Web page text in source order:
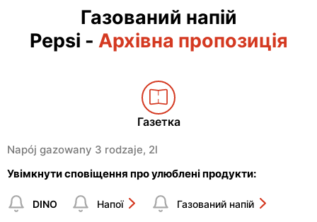
Газований напій
Pepsi - Архівна пропозиція
Газетка
Napój gazowany 3 rodzaje, 2l
Увімкнути сповіщення про улюблені продукти:
DINO Напої Газований напій